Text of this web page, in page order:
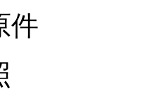
件